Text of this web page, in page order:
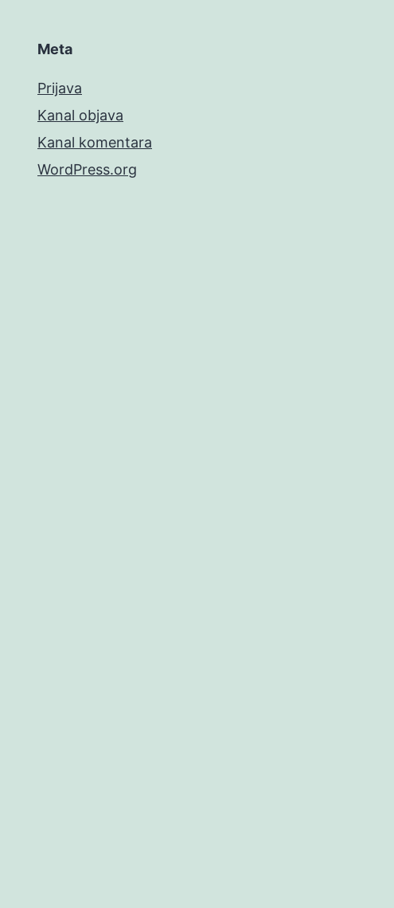
Meta
Prijava
Kanal objava
Kanal komentara
WordPress.org